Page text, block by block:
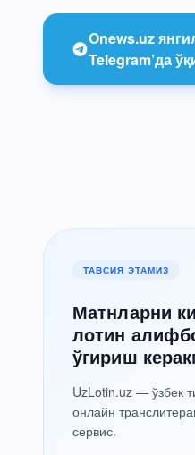
Onews.uz
Telegram’да
ТАВСИЯ ЭТАМИЗ
Матнларни
лотин
ўгириш
UzLotin.uz — ўзбек
онлайн
сервис.